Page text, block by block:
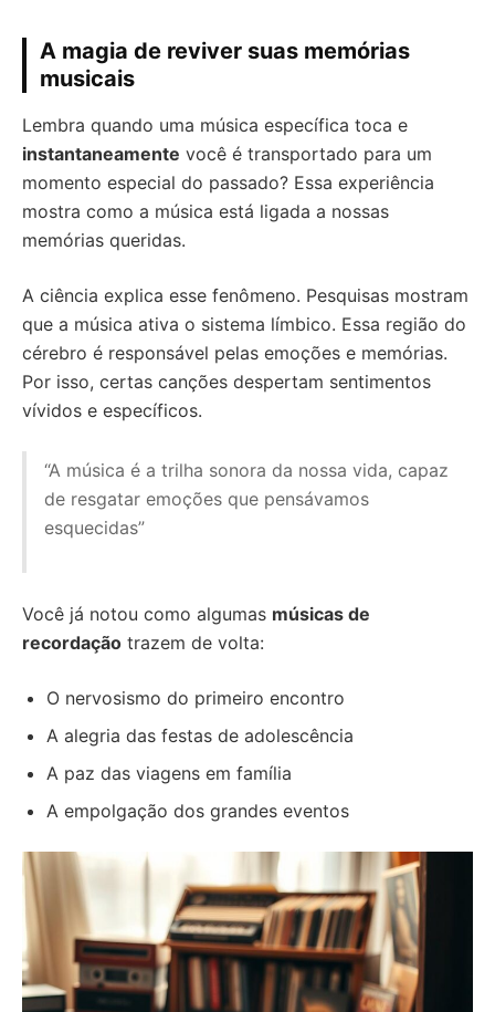
A magia de reviver suas memórias
musicais
Lembra quando uma música específica toca e
instantaneamente você é transportado para um
momento especial do passado? Essa experiência
mostra como a música está ligada a nossas
memórias queridas.
A ciência explica esse fenômeno. Pesquisas mostram
que a música ativa o sistema límbico. Essa região do
cérebro é responsável pelas emoções e memórias.
Por isso, certas canções despertam sentimentos
vívidos e específicos.
“A música é a trilha sonora da nossa vida, capaz
de resgatar emoções que pensávamos
esquecidas”
Você já notou como algumas músicas de
recordação trazem de volta:
O nervosismo do primeiro encontro
A alegria das festas de adolescência
A paz das viagens em família
A empolgação dos grandes eventos